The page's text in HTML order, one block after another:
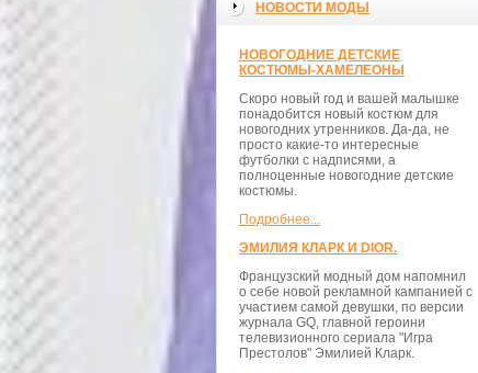
НОВОСТИ МОДЫ
НОВОГОДНИЕ ДЕТСКИЕ
КОСТЮМЫ-ХАМЕЛЕОНЫ
Скоро новый год и вашей малышке
понадобится новый костюм для
новогодних утренников. Да-да, не
просто какие-то интересные
футболки с надписями, а
полноценные новогодние детские
костюмы.
Подробнее...
ЭМИЛИЯ КЛАРК И DIOR.
Французский модный дом напомнил
о себе новой рекламной кампанией с
участием самой девушки, по версии
журнала GQ, главной героини
телевизионного сериала "Игра
Престолов" Эмилией Кларк.